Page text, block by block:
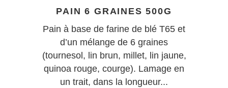
PAIN 6 GRAINES 500G
Pain à base de farine de blé T65 et
d’un mélange de 6 graines
(tournesol, lin brun, millet, lin jaune,
quinoa rouge, courge). Lamage en
un trait, dans la longueur...